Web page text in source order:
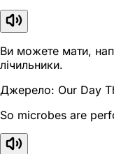
Ви можете мати,
лічильники.
Джерело: Our Day
So microbes are